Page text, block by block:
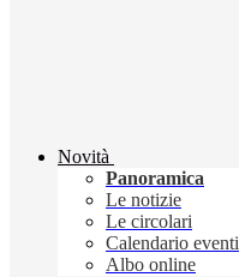
Novità
Panoramica
Le notizie
Le circolari
Calendario eventi
Albo online